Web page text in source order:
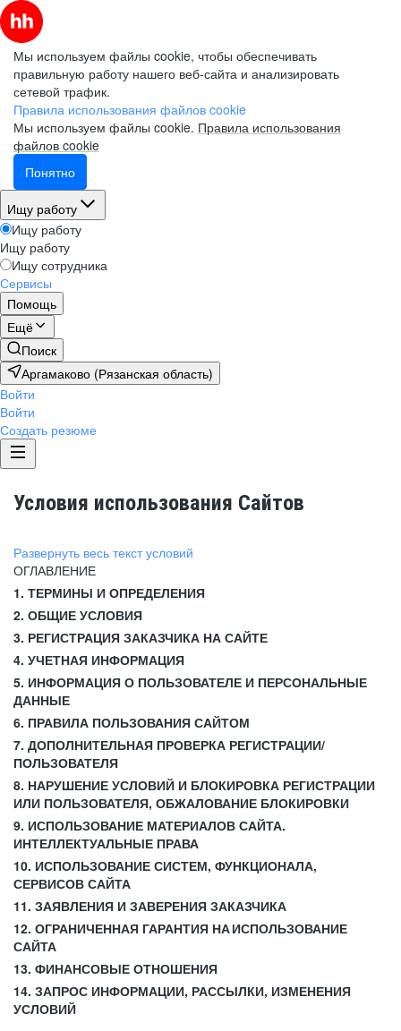
Мы используем файлы cookie, чтобы обеспечивать
правильную работу нашего веб-сайта и анализировать
сетевой трафик.
Правила использования файлов cookie
Мы используем файлы cookie. Правила использования
файлов cookie
Понятно
Ищу работу
Ищу работу
Ищу работу
Ищу сотрудника
Сервисы
Помощь
Ещё
Поиск
Аргамаково (Рязанская область)
Войти
Войти
Создать резюме
Условия использования Сайтов
Развернуть весь текст условий
ОГЛАВЛЕНИЕ
1. ТЕРМИНЫ И ОПРЕДЕЛЕНИЯ
2. ОБЩИЕ УСЛОВИЯ
3. РЕГИСТРАЦИЯ ЗАКАЗЧИКА НА САЙТЕ
4. УЧЕТНАЯ ИНФОРМАЦИЯ
5. ИНФОРМАЦИЯ О ПОЛЬЗОВАТЕЛЕ И ПЕРСОНАЛЬНЫЕ
ДАННЫЕ
6. ПРАВИЛА ПОЛЬЗОВАНИЯ САЙТОМ
7. ДОПОЛНИТЕЛЬНАЯ ПРОВЕРКА РЕГИСТРАЦИИ/
ПОЛЬЗОВАТЕЛЯ
8. НАРУШЕНИЕ УСЛОВИЙ И БЛОКИРОВКА РЕГИСТРАЦИИ
ИЛИ ПОЛЬЗОВАТЕЛЯ, ОБЖАЛОВАНИЕ БЛОКИРОВКИ
9. ИСПОЛЬЗОВАНИЕ МАТЕРИАЛОВ САЙТА.
ИНТЕЛЛЕКТУАЛЬНЫЕ ПРАВА
10. ИСПОЛЬЗОВАНИЕ СИСТЕМ, ФУНКЦИОНАЛА,
СЕРВИСОВ САЙТА
11. ЗАЯВЛЕНИЯ И ЗАВЕРЕНИЯ ЗАКАЗЧИКА
12. ОГРАНИЧЕННАЯ ГАРАНТИЯ НА ИСПОЛЬЗОВАНИЕ
САЙТА
13. ФИНАНСОВЫЕ ОТНОШЕНИЯ
14. ЗАПРОС ИНФОРМАЦИИ, РАССЫЛКИ, ИЗМЕНЕНИЯ
УСЛОВИЙ